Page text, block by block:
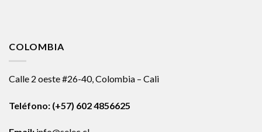
COLOMBIA
Calle 2 oeste #26-40, Colombia – Cali
Teléfono: (+57) 602 4856625